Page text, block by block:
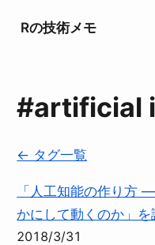
Rの技術メモ
#artificial
← タグ一覧
「人工知能の作り方
かにして動くのか」を
2018/3/31